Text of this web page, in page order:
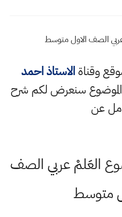
الصف الاول متوسط
وقناةالاستاذ احمد
سنعرض لكم شرح
عن
العَلمْ عربي الصف
متوسط